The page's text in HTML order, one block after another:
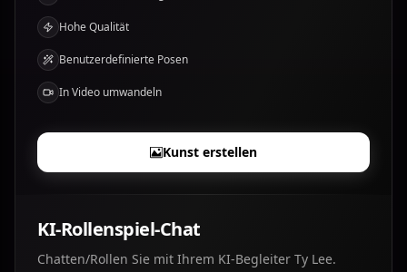
Hohe Qualität
Benutzerdefinierte Posen
In Video umwandeln
Kunst erstellen
KI-Rollenspiel-Chat
Chatten/Rollen Sie mit Ihrem KI-Begleiter Ty Lee.